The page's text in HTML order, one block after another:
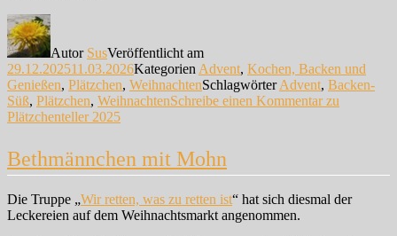
Autor SusVeröffentlicht am
29.12.202511.03.2026Kategorien Advent, Kochen, Backen und
Genießen, Plätzchen, WeihnachtenSchlagwörterAdvent, Backen-
Süß, Plätzchen, WeihnachtenSchreibe einen Kommentarzu
Plätzchenteller 2025
Bethmännchen mit Mohn
Die Truppe „Wir retten, was zu retten ist“ hat sich diesmal der
Leckereien auf dem Weihnachtsmarkt angenommen.